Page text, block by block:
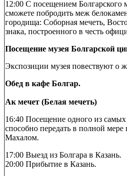
12:00 С посещением
сможете побродить меж
городища: Соборная мечеть,
знака, построенного в честь
Посещение музея Болгарской
Экспозиции музея повествуют о
Обед в кафе Болгар.
Ак мечет (Белая мечеть)
16:40 Посещение одного из
способно передать в полной
Махалом.
17:00 Выезд из Болгара в Казань.
20:00 Прибытие в Казань.